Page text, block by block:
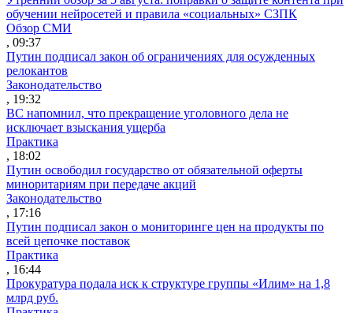
обучении нейросетей и правила «социальных» СЗПК
Обзор СМИ
, 09:37
Путин подписал закон об ограничениях для осужденных
релокантов
Законодательство
, 19:32
ВС напомнил, что прекращение уголовного дела не
исключает взыскания ущерба
Практика
, 18:02
Путин освободил государство от обязательной оферты
миноритариям при передаче акций
Законодательство
, 17:16
Путин подписал закон о мониторинге цен на продукты по
всей цепочке поставок
Практика
, 16:44
Прокуратура подала иск к структуре группы «Илим» на 1,8
млрд руб.